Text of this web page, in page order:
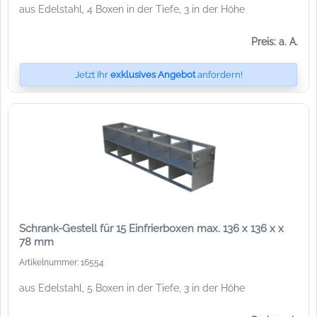
aus Edelstahl, 4 Boxen in der Tiefe, 3 in der Höhe
Preis: a. A.
Jetzt Ihr exklusives Angebotanfordern!
Schrank-Gestell für 15 Einfrierboxen max. 136 x 136 x x
78 mm
Artikelnummer: 16554
aus Edelstahl, 5 Boxen in der Tiefe, 3 in der Höhe